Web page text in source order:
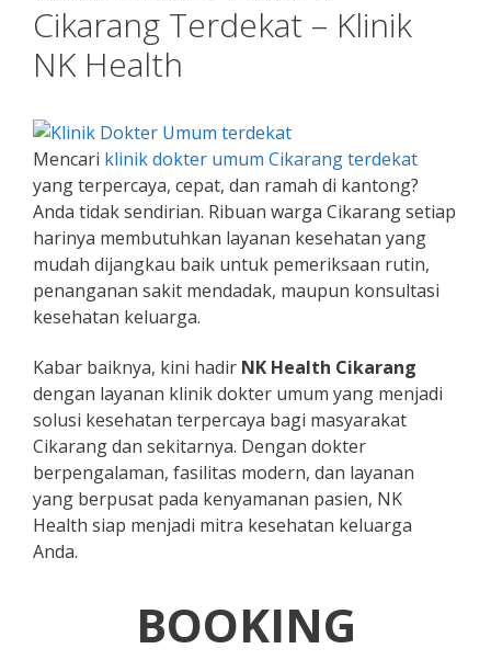
Cikarang Terdekat – Klinik
NK Health
Mencari klinik dokter umum Cikarang terdekat
yang terpercaya, cepat, dan ramah di kantong?
Anda tidak sendirian. Ribuan warga Cikarang setiap
harinya membutuhkan layanan kesehatan yang
mudah dijangkau baik untuk pemeriksaan rutin,
penanganan sakit mendadak, maupun konsultasi
kesehatan keluarga.
Kabar baiknya, kini hadir NK Health Cikarang
dengan layanan klinik dokter umum yang menjadi
solusi kesehatan terpercaya bagi masyarakat
Cikarang dan sekitarnya. Dengan dokter
berpengalaman, fasilitas modern, dan layanan
yang berpusat pada kenyamanan pasien, NK
Health siap menjadi mitra kesehatan keluarga
Anda.
BOOKING